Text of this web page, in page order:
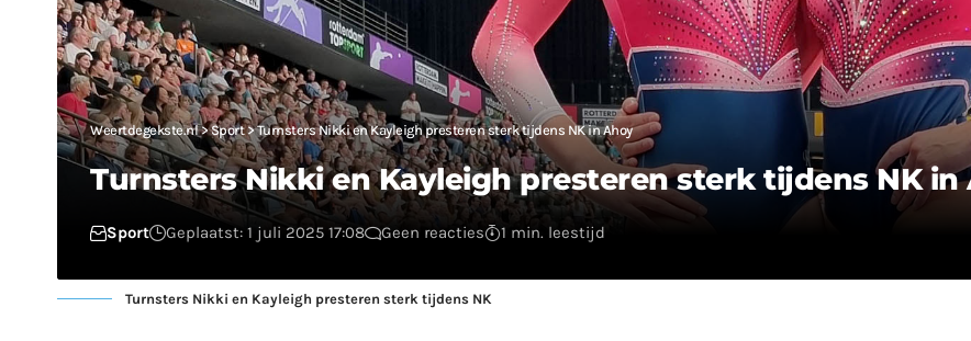
Weertdegekste.nl>Sport>Turnsters Nikki en Kayleigh presteren sterk tijdens NK in Ahoy
Turnsters Nikki en Kayleigh presteren sterk tijdens NK in
Sport Geplaatst: 1 juli 2025 17:08 Geen reacties 1 min. leestijd
Turnsters Nikki en Kayleigh presteren sterk tijdens NK